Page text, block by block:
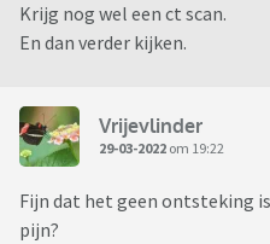
Krijg nog wel een ct scan.
En dan verder kijken.
Vrijevlinder
29-03-2022 om 19:22
Fijn dat het geen ontsteking
pijn?